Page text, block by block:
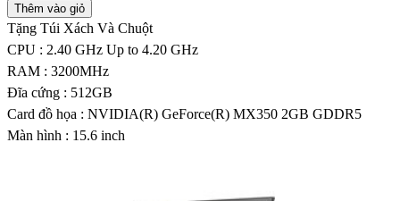
Thêm vào giỏ
Tặng Túi Xách Và Chuột
CPU : 2.40 GHz Up to 4.20 GHz
RAM : 3200MHz
Đĩa cứng : 512GB
Card đồ họa : NVIDIA(R) GeForce(R) MX350 2GB GDDR5
Màn hình : 15.6 inch